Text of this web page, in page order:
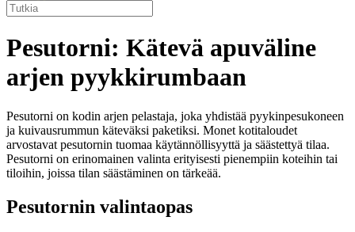
Pesutorni: Kätevä apuväline
arjen pyykkirumbaan
Pesutorni on kodin arjen pelastaja, joka yhdistää pyykinpesukoneen
ja kuivausrummun käteväksi paketiksi. Monet kotitaloudet
arvostavat pesutornin tuomaa käytännöllisyyttä ja säästettyä tilaa.
Pesutorni on erinomainen valinta erityisesti pienempiin koteihin tai
tiloihin, joissa tilan säästäminen on tärkeää.
Pesutornin valintaopas